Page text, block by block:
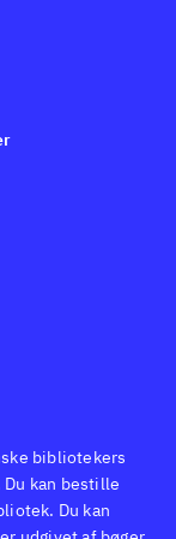
a
bibliotekers
kan bestille
Du kan